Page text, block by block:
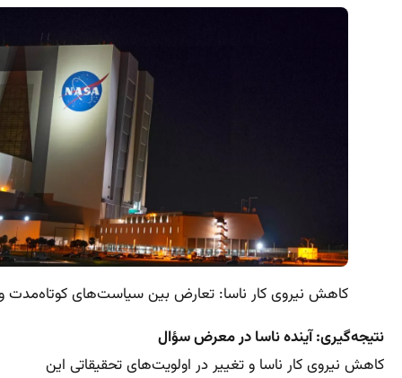
کاهش نیروی کار ناسا: تعارض بین سیاست‌های کوتاه‌مدت
نتیجه‌گیری: آینده ناسا در معرض سؤال
کاهش نیروی کار ناسا و تغییر در اولویت‌های تحقیقاتی این